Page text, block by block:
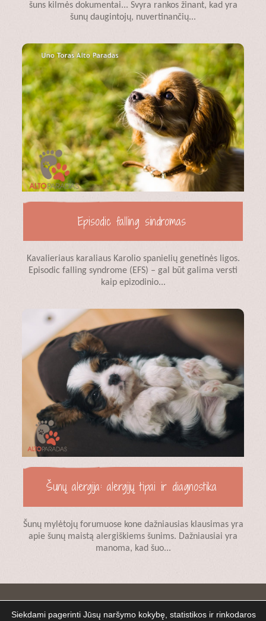
šuns kilmės dokumentai... Svyra rankos žinant, kad yra
šunų daugintojų, nuvertinančių...
Episodic falling sindromas
Kavalieriaus karaliaus Karolio spanielių genetinės ligos.
Episodic falling syndrome (EFS) – gal būt galima versti
kaip epizodinio...
Šunų alergija: alergijų tipai ir diagnostika
Šunų mylėtojų forumuose kone dažniausias klausimas yra
apie šunų maistą alergiškiems šunims. Dažniausiai yra
manoma, kad šuo...
Šunų istorijos
Naujienos
Siekdami pagerinti Jūsų naršymo kokybę, statistikos ir rinkodaros